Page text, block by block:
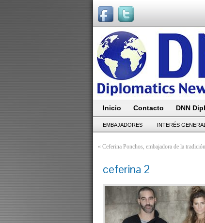
Inicio Contacto DNN
EMBAJADORES INTERÉS GENERAL
« Ceferina Ponchos, embajadora de la
ceferina 2